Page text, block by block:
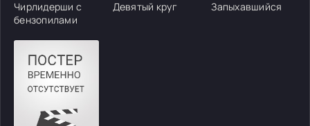
Чирлидерши с
бензопилами
Девятый круг Запыхавшийся